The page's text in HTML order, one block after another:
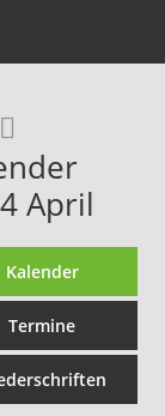
navigation
April
Kalender
Termine